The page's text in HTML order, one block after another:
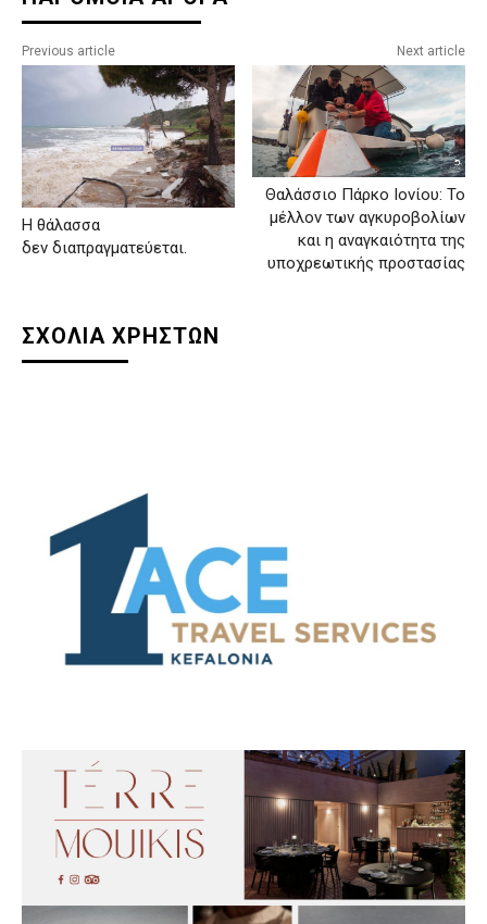
Previous article
Η θάλασσα
δεν διαπραγματεύεται.
Next article
Θαλάσσιο Πάρκο Ιονίου: Το
μέλλον των αγκυροβολίων
και η αναγκαιότητα της
υποχρεωτικής προστασίας
ΣΧΟΛΙΑ ΧΡΗΣΤΩΝ